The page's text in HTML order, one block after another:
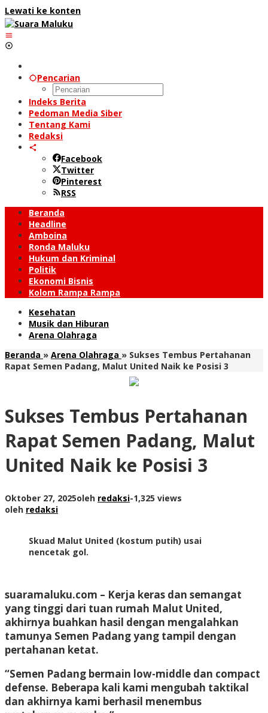
Lewati ke konten
Pencarian
Indeks Berita
Pedoman Media Siber
Tentang Kami
Redaksi
Facebook
Twitter
Pinterest
RSS
Beranda
Headline
Amboina
Ronda Maluku
Hukum dan Kriminal
Politik
Ekonomi Bisnis
Kolom Rampa Rampa
Kesehatan
Musik dan Hiburan
Arena Olahraga
Beranda » Arena Olahraga » Sukses Tembus Pertahanan
Rapat Semen Padang, Malut United Naik ke Posisi 3
Sukses Tembus Pertahanan
Rapat Semen Padang, Malut
United Naik ke Posisi 3
Oktober 27, 2025oleh redaksi-1,325 views
oleh redaksi
Skuad Malut United (kostum putih) usai
nencetak gol.
suaramaluku.com – Kerja keras dan semangat
yang tinggi dari tuan rumah Malut United,
akhirnya buahkan hasil dengan mengalahkan
tamunya Semen Padang yang tampil dengan
pertahanan ketat.
“Semen Padang bermain low-middle dan compact
defense. Beberapa kali kami mengubah taktikal
dan akhirnya kami berhasil menembus